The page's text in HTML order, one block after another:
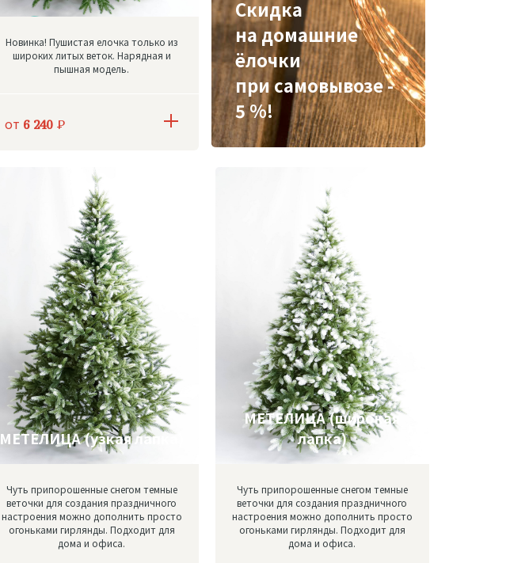
Новинка! Пушистая елочка только из
широких литых веток. Нарядная и
пышная модель.
от 6 240 Р
Скидка
на домашние
ёлочки
при самовывозе -
5 %!
МЕТЕЛИЦА (узкая лапка)
Чуть припорошенные снегом темные
веточки для создания праздничного
настроения можно дополнить просто
огоньками гирлянды. Подходит для
дома и офиса.
МЕТЕЛИЦА (широкая
лапка)
Чуть припорошенные снегом темные
веточки для создания праздничного
настроения можно дополнить просто
огоньками гирлянды. Подходит для
дома и офиса.